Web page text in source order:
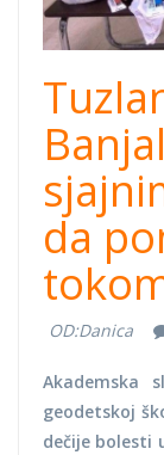
da
OD:Danica
Akademska
geodetskoj
dečije bolesti